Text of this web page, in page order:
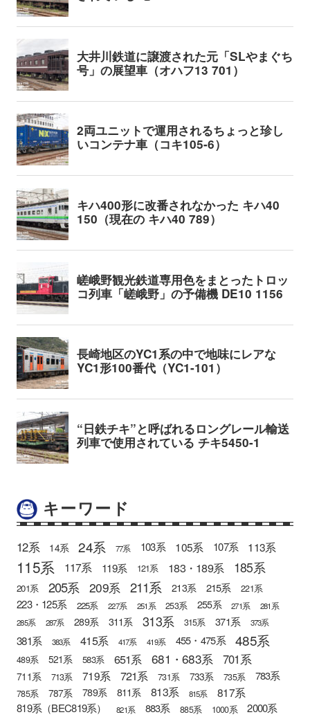
キーワード
12系 14系 24系 77系 103系 105系 107系 113系
115系 117系 119系 121系 183・189系 185系
201系 205系 209系 211系 213系 215系 221系
223・125系 225系 227系 251系 253系 255系 271系
281系
285系
287系 289系 311系 313系 315系 371系 373系
381系 383系 415系 417系 419系 455・475系 485系
489系 521系 583系 651系 681・683系 701系
711系 713系 719系 721系 731系 733系 735系 783系
785系 787系 789系 811系 813系 815系 817系
819系（BEC819系） 821系 883系 885系 1000系 2000系